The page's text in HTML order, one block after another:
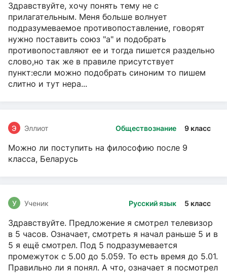
Здравствуйте, хочу понять тему не с
прилагательным. Меня больше волнует
подразумеваемое противопоставление, говорят
нужно поставить союз "а" и подобрать
противопоставляют ее и тогда пишется раздельно
слово,но так же в правиле присутствует
пункт:если можно подобрать синоним то пишем
слитно и тут нера...
Обществознание 9 класс
Э Эллиот
Можно ли поступить на философию после 9
класса, Беларусь
Русский язык 5 класс
У Ученик
Здравствуйте. Предложение я смотрел телевизор
в 5 часов. Означает, смотреть я начал раньше 5 и в
5 я ещё смотрел. Под 5 подразумевается
промежуток с 5.00 до 5.059. То есть время до 5.01.
Правильно ли я понял. А что, означает я посмотрел